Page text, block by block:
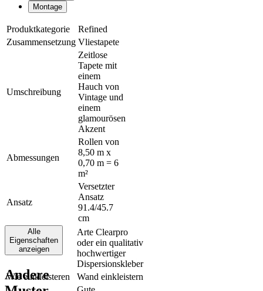
Montage
Produktkategorie
Refined
Zusammensetzung Vliestapete
Umschreibung
Zeitlose
Tapete mit
einem
Hauch von
Vintage und
einem
glamourösen
Akzent
Abmessungen
Rollen von
8,50 m x
0,70 m = 6
m²
Ansatz
Versetzter
Ansatz
91.4/45.7
cm
Klebstoff
Arte Clearpro
oder ein qualitativ
hochwertiger
Dispersionskleber
Wie einkleisteren
Wand einkleistern
Alle
Eigenschaften
anzeigen
Andere